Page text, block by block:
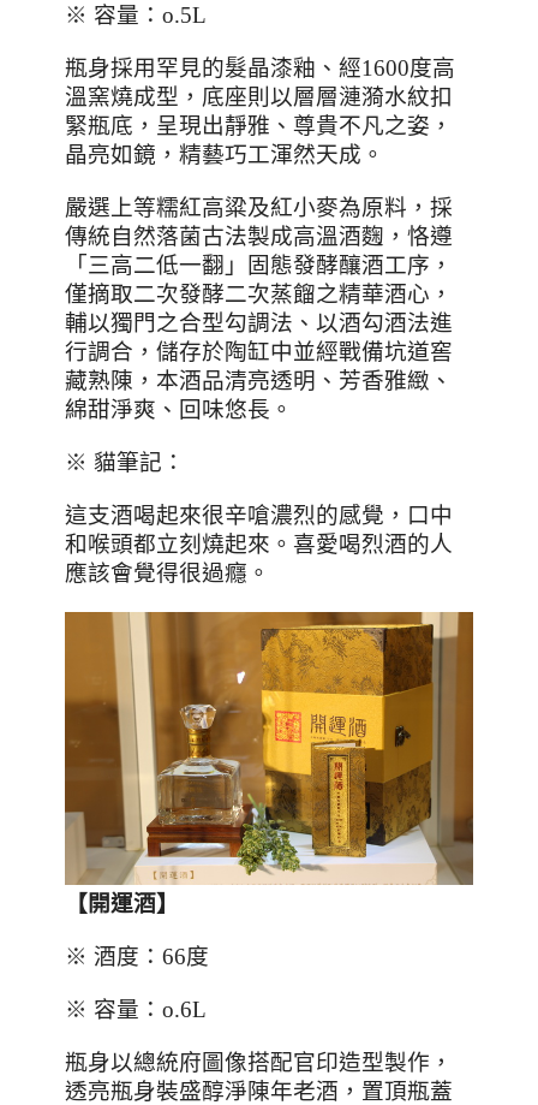
※ 容量： o.5L
瓶身採用罕見的髮晶漆釉、經1600度高
溫窯燒成型，底座則以層層漣漪水紋扣
緊瓶底，呈現出靜雅、尊貴不凡之姿，
晶亮如鏡，精藝巧工渾然天成。
嚴選上等糯紅高粱及紅小麥為原料，採
傳統自然落菌古法製成高溫酒麴，恪遵
「三高二低一翻」固態發酵釀酒工序，
僅摘取二次發酵二次蒸餾之精華酒心，
輔以獨門之合型勾調法、以酒勾酒法進
行調合，儲存於陶缸中並經戰備坑道窖
藏熟陳，本酒品清亮透明、芳香雅緻、
綿甜淨爽、回味悠長。
※ 貓筆記：
這支酒喝起來很辛嗆濃烈的感覺，口中
和喉頭都立刻燒起來。喜愛喝烈酒的人
應該會覺得很過癮。
【開運酒】
※ 酒度： 66度
※ 容量： o.6L
瓶身以總統府圖像搭配官印造型製作，
透亮瓶身裝盛醇淨陳年老酒，置頂瓶蓋